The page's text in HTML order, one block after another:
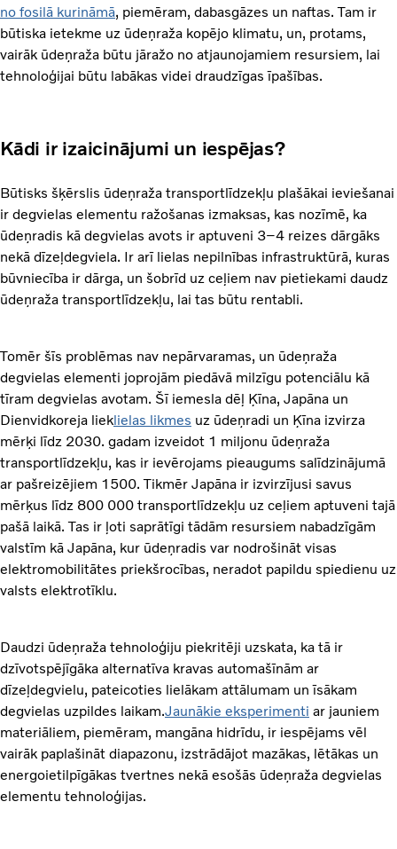
no fosilā kurināmā, piemēram, dabasgāzes un naftas. Tam ir
būtiska ietekme uz ūdeņraža kopējo klimatu, un, protams,
vairāk ūdeņraža būtu jāražo no atjaunojamiem resursiem, lai
tehnoloģijai būtu labākas videi draudzīgas īpašības.
Kādi ir izaicinājumi un iespējas?
Būtisks šķērslis ūdeņraža transportlīdzekļu plašākai ieviešanai
ir degvielas elementu ražošanas izmaksas, kas nozīmē, ka
ūdeņradis kā degvielas avots ir aptuveni 3–4 reizes dārgāks
nekā dīzeļdegviela. Ir arī lielas nepilnības infrastruktūrā, kuras
būvniecība ir dārga, un šobrīd uz ceļiem nav pietiekami daudz
ūdeņraža transportlīdzekļu, lai tas būtu rentabli.
Tomēr šīs problēmas nav nepārvaramas, un ūdeņraža
degvielas elementi joprojām piedāvā milzīgu potenciālu kā
tīram degvielas avotam. Šī iemesla dēļ Ķīna, Japāna un
Dienvidkoreja lieklielas likmes uz ūdeņradi un Ķīna izvirza
mērķi līdz 2030. gadam izveidot 1 miljonu ūdeņraža
transportlīdzekļu, kas ir ievērojams pieaugums salīdzinājumā
ar pašreizējiem 1500. Tikmēr Japāna ir izvirzījusi savus
mērķus līdz 800 000 transportlīdzekļu uz ceļiem aptuveni tajā
pašā laikā. Tas ir ļoti saprātīgi tādām resursiem nabadzīgām
valstīm kā Japāna, kur ūdeņradis var nodrošināt visas
elektromobilitātes priekšrocības, neradot papildu spiedienu uz
valsts elektrotīklu.
Daudzi ūdeņraža tehnoloģiju piekritēji uzskata, ka tā ir
dzīvotspējīgāka alternatīva kravas automašīnām ar
dīzeļdegvielu, pateicoties lielākam attālumam un īsākam
degvielas uzpildes laikam.Jaunākie eksperimenti ar jauniem
materiāliem, piemēram, mangāna hidrīdu, ir iespējams vēl
vairāk paplašināt diapazonu, izstrādājot mazākas, lētākas un
energoietilpīgākas tvertnes nekā esošās ūdeņraža degvielas
elementu tehnoloģijas.